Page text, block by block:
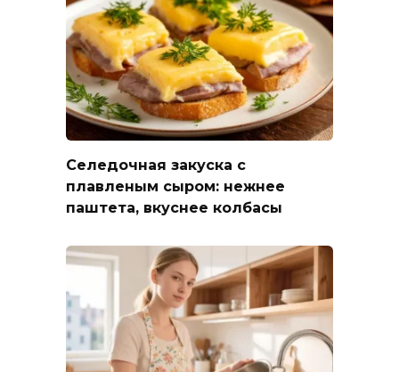
Селедочная закуска с
плавленым сыром: нежнее
паштета, вкуснее колбасы